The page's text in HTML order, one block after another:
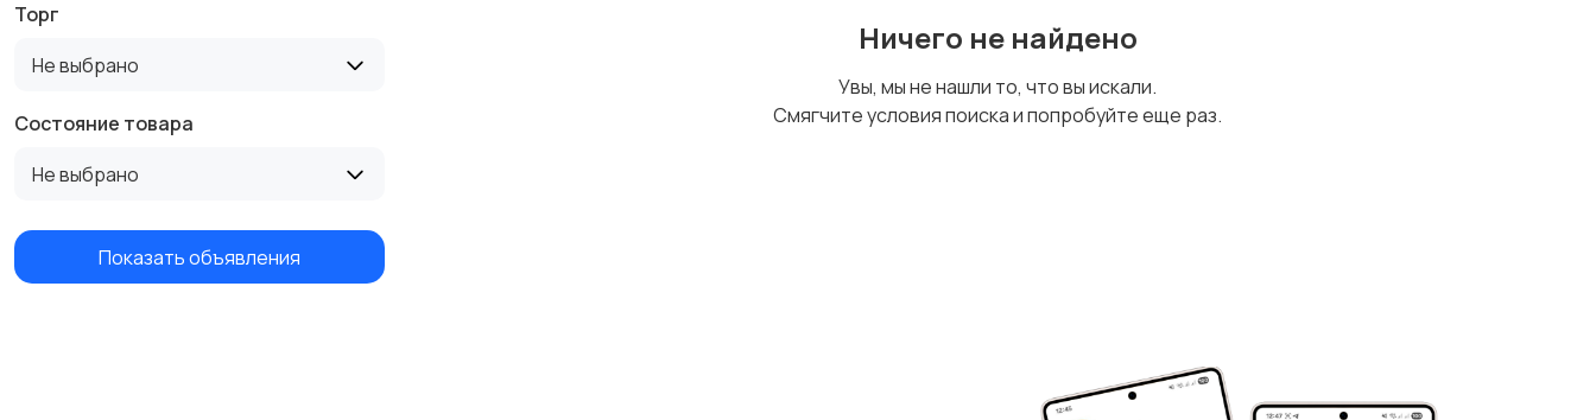
Торг
Не выбрано
Состояние товара
Не выбрано
Показать объявления
Ничего не найдено
Увы, мы не нашли то, что вы искали.
Смягчите условия поиска и попробуйте еще раз.